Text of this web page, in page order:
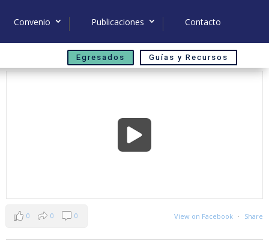
Convenio Publicaciones Contacto
Egresados Guías y Recursos
View on Facebook · Share
0 0 0